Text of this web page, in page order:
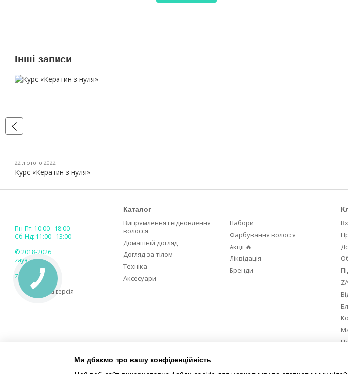
Інші записи
22 лютого 2022
Курс «Кератин з нуля»
Пн-Пт: 10:00 - 18:00
Сб-Нд: 11:00 - 13:00
© 2018-2026
zaya.ua
ZAYA GLOBAL
Мобільна версія
Каталог
Випрямлення і відновлення
волосся
Домашній догляд
Догляд за тілом
Техніка
Аксесуари
Набори
Фарбування волосся
Акції 🔥
Ліквідація
Бренди
Ми дбаємо про вашу конфіденційність